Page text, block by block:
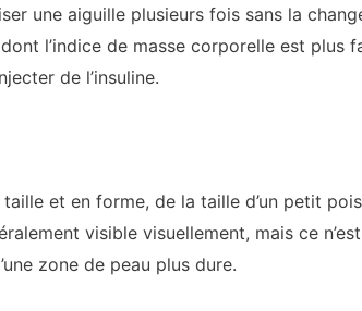
une aiguille plusieurs fois sans la
l’indice de masse corporelle est plus
de l’insuline.
et en forme, de la taille d’un petit
visible visuellement, mais ce
zone de peau plus dure.